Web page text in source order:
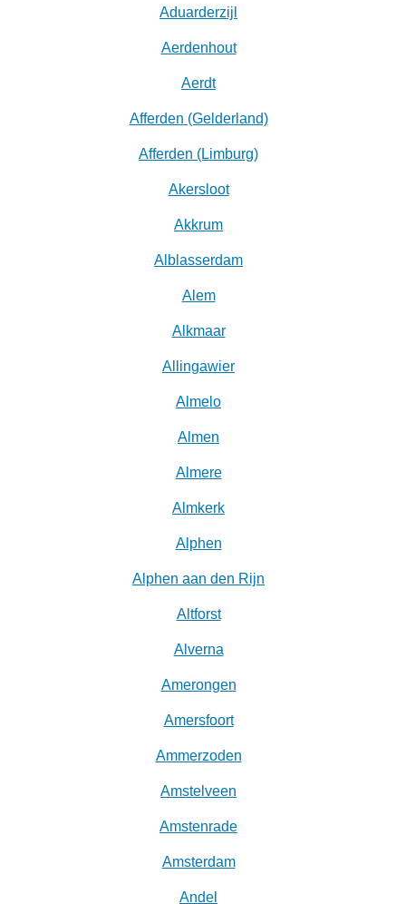
Aduarderzijl
Aerdenhout
Aerdt
Afferden (Gelderland)
Afferden (Limburg)
Akersloot
Akkrum
Alblasserdam
Alem
Alkmaar
Allingawier
Almelo
Almen
Almere
Almkerk
Alphen
Alphen aan den Rijn
Altforst
Alverna
Amerongen
Amersfoort
Ammerzoden
Amstelveen
Amstenrade
Amsterdam
Andel